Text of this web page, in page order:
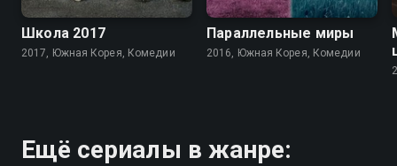
Школа 2017
2017, Южная Корея, Комедии
Параллельные миры
2016, Южная Корея, Комедии
Ещё сериалы в жанре: